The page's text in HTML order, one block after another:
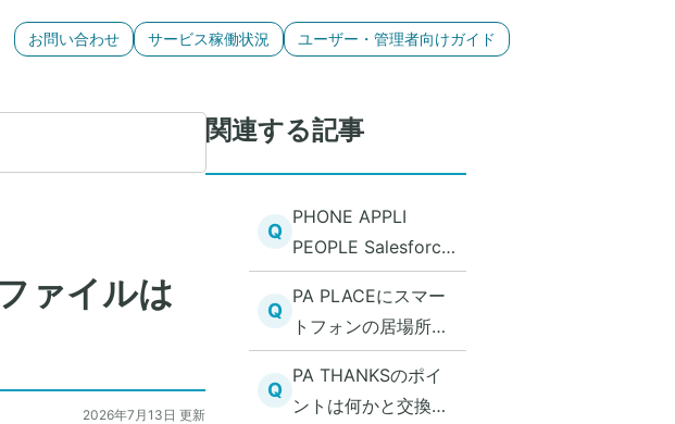
お問い合わせ サービス稼働状況 ユーザー・管理者向けガイド
ァイルは
2026年7月13日 更新
関連する記事
Q
PHONE APPLI
PEOPLE Salesforce
連携オプション イ
ンストールURL
Q
PA PLACEにスマー
トフォンの居場所情
報のみ表示されなく
なることがある
Q
PA THANKSのポイ
ントは何かと交換で